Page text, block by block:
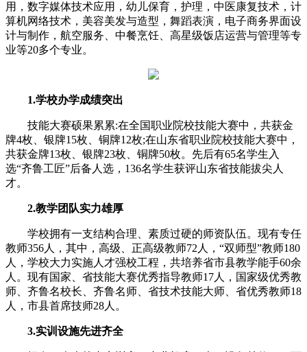
用，数字媒体技术应用，幼儿保育，护理，中医康复技术，计
算机网络技术，美容美发与造型，舞蹈表演，电子商务界面设
计与制作，航空服务、中餐烹饪、高星级饭店运营与管理等专
业等20多个专业。
1.学校办学成绩突出
技能大赛硕果累累:在全国职业院校技能大赛中，共获金
牌4枚、银牌15枚、铜牌12枚;在山东省职业院校技能大赛中，
共获金牌13枚、银牌23枚、铜牌50枚。先后有65名学生入
选“齐鲁工匠”后备人选，136名学生获评山东省技能拔尖人
才。
2.教学团队实力雄厚
学校拥有一支结构合理、素质过硬的师资队伍。现有专任
教师356人，其中，高级、正高级教师72人，“双师型”教师180
人，学校大力实施人才强校工程，共培养省市县教学能手60余
人。现有国家、省技能大赛优秀指导教师17人，国家级优秀教
师、齐鲁名校长、齐鲁名师、省技术技能大师、省优秀教师18
人，市县首席技师28人。
3.实训设施先进齐全